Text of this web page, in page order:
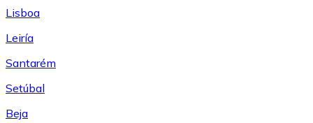
Lisboa
Leiría
Santarém
Setúbal
Beja